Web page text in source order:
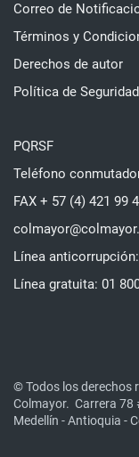
Correo de
Términos y
Derechos de autor
Política de
PQRSF
Teléfono
FAX + 57 (4) 421 99
Línea
Línea gratuita: 01
© Todos los derechos
Colmayor. Carrera 78
Medellín - Antioquia -